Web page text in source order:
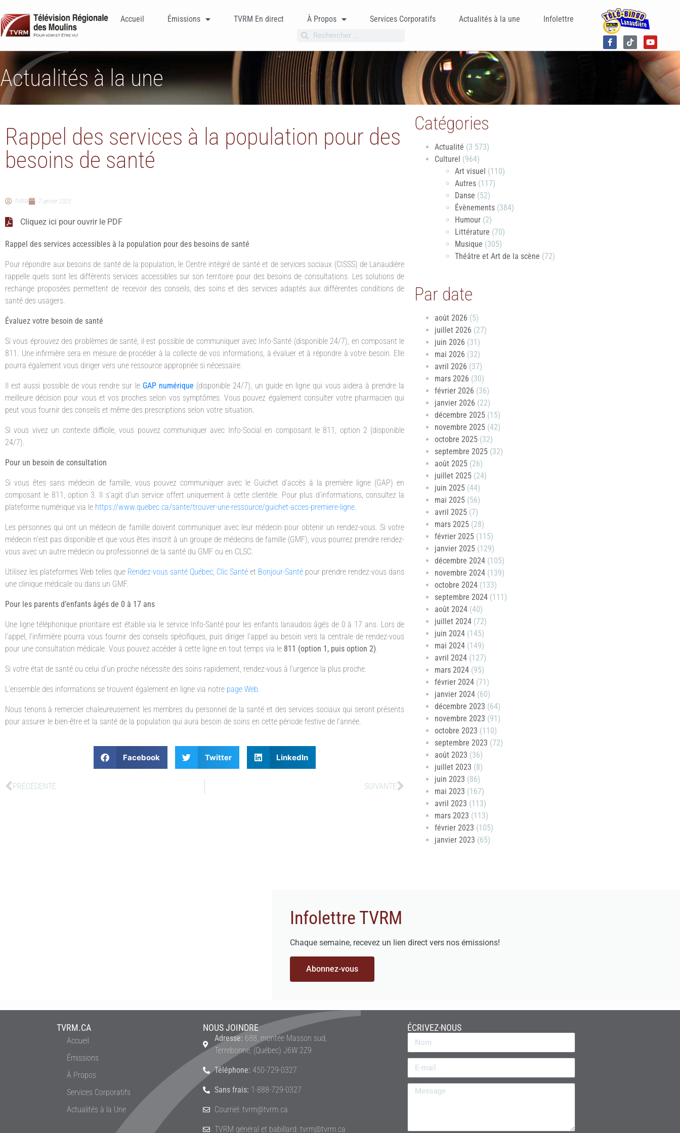
Accueil Émissions TVRM En direct À Propos Services Corporatifs Actualités à la une Infolettre
Actualités à la une
Rappel des services à la population pour des
besoins de santé
TVRM 7 janvier 2025
Cliquez ici pour ouvrir le PDF
Rappel des services accessibles à la population pour des besoins de santé
Pour répondre aux besoins de santé de la population, le Centre intégré de santé et de services sociaux (CISSS) de Lanaudière
rappelle quels sont les différents services accessibles sur son territoire pour des besoins de consultations. Les solutions de
rechange proposées permettent de recevoir des conseils, des soins et des services adaptés aux différentes conditions de
santé des usagers.
Évaluez votre besoin de santé
Si vous éprouvez des problèmes de santé, il est possible de communiquer avec Info-Santé (disponible 24/7), en composant le
811. Une infirmière sera en mesure de procéder à la collecte de vos informations, à évaluer et à répondre à votre besoin. Elle
pourra également vous diriger vers une ressource appropriée si nécessaire.
Il est aussi possible de vous rendre sur le GAP numérique (disponible 24/7), un guide en ligne qui vous aidera à prendre la
meilleure décision pour vous et vos proches selon vos symptômes. Vous pouvez également consulter votre pharmacien qui
peut vous fournir des conseils et même des prescriptions selon votre situation.
Si vous vivez un contexte difficile, vous pouvez communiquer avec Info-Social en composant le 811, option 2 (disponible
24/7).
Pour un besoin de consultation
Si vous êtes sans médecin de famille, vous pouvez communiquer avec le Guichet d’accès à la première ligne (GAP) en
composant le 811, option 3. Il s’agit d’un service offert uniquement à cette clientèle. Pour plus d’informations, consultez la
plateforme numérique via le https://www.quebec.ca/sante/trouver-une-ressource/guichet-acces-premiere-ligne.
Les personnes qui ont un médecin de famille doivent communiquer avec leur médecin pour obtenir un rendez-vous. Si votre
médecin n’est pas disponible et que vous êtes inscrit à un groupe de médecins de famille (GMF), vous pourrez prendre rendez-
vous avec un autre médecin ou professionnel de la santé du GMF ou en CLSC.
Utilisez les plateformes Web telles que Rendez-vous santé Québec, Clic Santé et Bonjour-Santé pour prendre rendez-vous dans
une clinique médicale ou dans un GMF.
Pour les parents d’enfants âgés de 0 à 17 ans
Une ligne téléphonique prioritaire est établie via le service Info-Santé pour les enfants lanaudois âgés de 0 à 17 ans. Lors de
l’appel, l’infirmière pourra vous fournir des conseils spécifiques, puis diriger l’appel au besoin vers la centrale de rendez-vous
pour une consultation médicale. Vous pouvez accéder à cette ligne en tout temps via le 811 (option 1, puis option 2).
Si votre état de santé ou celui d’un proche nécessite des soins rapidement, rendez-vous à l’urgence la plus proche.
L’ensemble des informations se trouvent également en ligne via notre page Web.
Nous tenons à remercier chaleureusement les membres du personnel de la santé et des services sociaux qui seront présents
pour assurer le bien-être et la santé de la population qui aura besoin de soins en cette période festive de l’année.
Facebook Twitter LinkedIn
PRÉCÉDENTE SUIVANTE
Catégories
Actualité (3 573)
Culturel (964)
Art visuel (110)
Autres (117)
Danse (52)
Évènements (384)
Humour (2)
Littérature (70)
Musique (305)
Théâtre et Art de la scène (72)
Par date
août 2026 (5)
juillet 2026 (27)
juin 2026 (31)
mai 2026 (32)
avril 2026 (37)
mars 2026 (30)
février 2026 (36)
janvier 2026 (22)
décembre 2025 (15)
novembre 2025 (42)
octobre 2025 (32)
septembre 2025 (32)
août 2025 (26)
juillet 2025 (24)
juin 2025 (44)
mai 2025 (56)
avril 2025 (7)
mars 2025 (28)
février 2025 (115)
janvier 2025 (129)
décembre 2024 (105)
novembre 2024 (139)
octobre 2024 (133)
septembre 2024 (111)
août 2024 (40)
juillet 2024 (72)
juin 2024 (145)
mai 2024 (149)
avril 2024 (127)
mars 2024 (95)
février 2024 (71)
janvier 2024 (60)
décembre 2023 (64)
novembre 2023 (91)
octobre 2023 (110)
septembre 2023 (72)
août 2023 (36)
juillet 2023 (8)
juin 2023 (86)
mai 2023 (167)
avril 2023 (113)
mars 2023 (113)
février 2023 (105)
janvier 2023 (65)
Infolettre TVRM
Chaque semaine, recevez un lien direct vers nos émissions!
Abonnez-vous
TVRM.CA
Accueil
Émissions
À Propos
Services Corporatifs
Actualités à la Une
NOUS JOINDRE
Adresse: 688, montée Masson sud,
Terrebonne, (Québec) J6W 2Z9
Téléphone: 450-729-0327
Sans frais: 1-888-729-0327
Courriel: tvrm@tvrm.ca
TVRM général et babillard: tvrm@tvrm.ca
ÉCRIVEZ-NOUS